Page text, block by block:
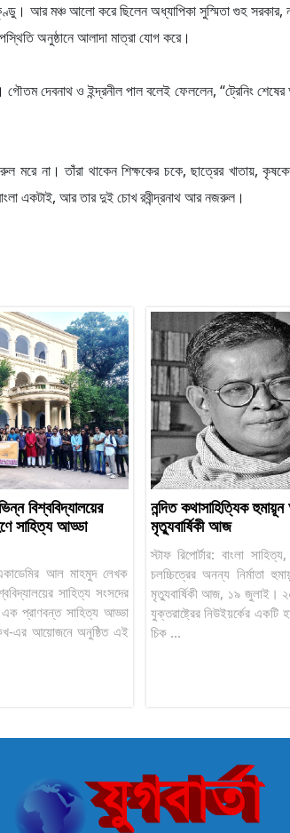
আর মঞ্চ আলো করে ছিলেন অধ্যাপিকা সুস্মিতা গুহ সরকার,
অনুষ্ঠানে আলাদা মাত্রা যোগ করে।
গৌতম দেবনাথ ও ইন্দ্রনীল পাল বলেই ফেললেন, “ট্রেনিং
মরে না। তাঁরা থাকেন শিক্ষকের চকে, ছাত্রের খাতায়,
একটাই, আর তার দুই চোখ রবীন্দ্রনাথ আর নজরুল।
বিশ্ববিদ্যালয়ের
সাহিত্য আড্ডা
একাডেমির আল মাহমুদ লেখক
সাহিত্য সংসদের
এক প্রাণবন্ত সাহিত্য আড্ডা
এর আয়োজনে অনুষ্ঠিত এই
নন্দিত কথাসাহিত্যিক
মৃত্যুবার্ষিকী আজ
স্টাফ রিপোর্টার: বাংলা
চলচ্চিত্রের অনন্য নির্মাতা
মৃত্যুবার্ষিকী আজ, ১৯ জুলাই।
যুক্তরাষ্ট্রের নিউইয়র্কের একটি
চিক ...